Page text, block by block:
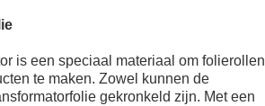
is een speciaal materiaal om folierollen
te maken. Zowel kunnen de
gekronkeld zijn. Met een